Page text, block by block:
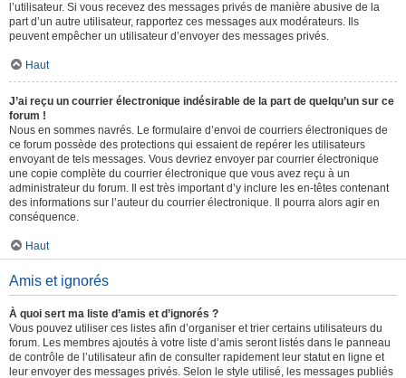
l’utilisateur. Si vous recevez des messages privés de manière abusive de la
part d’un autre utilisateur, rapportez ces messages aux modérateurs. Ils
peuvent empêcher un utilisateur d’envoyer des messages privés.
Haut
J’ai reçu un courrier électronique indésirable de la part de quelqu’un sur ce
forum !
Nous en sommes navrés. Le formulaire d’envoi de courriers électroniques de
ce forum possède des protections qui essaient de repérer les utilisateurs
envoyant de tels messages. Vous devriez envoyer par courrier électronique
une copie complète du courrier électronique que vous avez reçu à un
administrateur du forum. Il est très important d’y inclure les en-têtes contenant
des informations sur l’auteur du courrier électronique. Il pourra alors agir en
conséquence.
Haut
Amis et ignorés
À quoi sert ma liste d’amis et d’ignorés ?
Vous pouvez utiliser ces listes afin d’organiser et trier certains utilisateurs du
forum. Les membres ajoutés à votre liste d’amis seront listés dans le panneau
de contrôle de l’utilisateur afin de consulter rapidement leur statut en ligne et
leur envoyer des messages privés. Selon le style utilisé, les messages publiés